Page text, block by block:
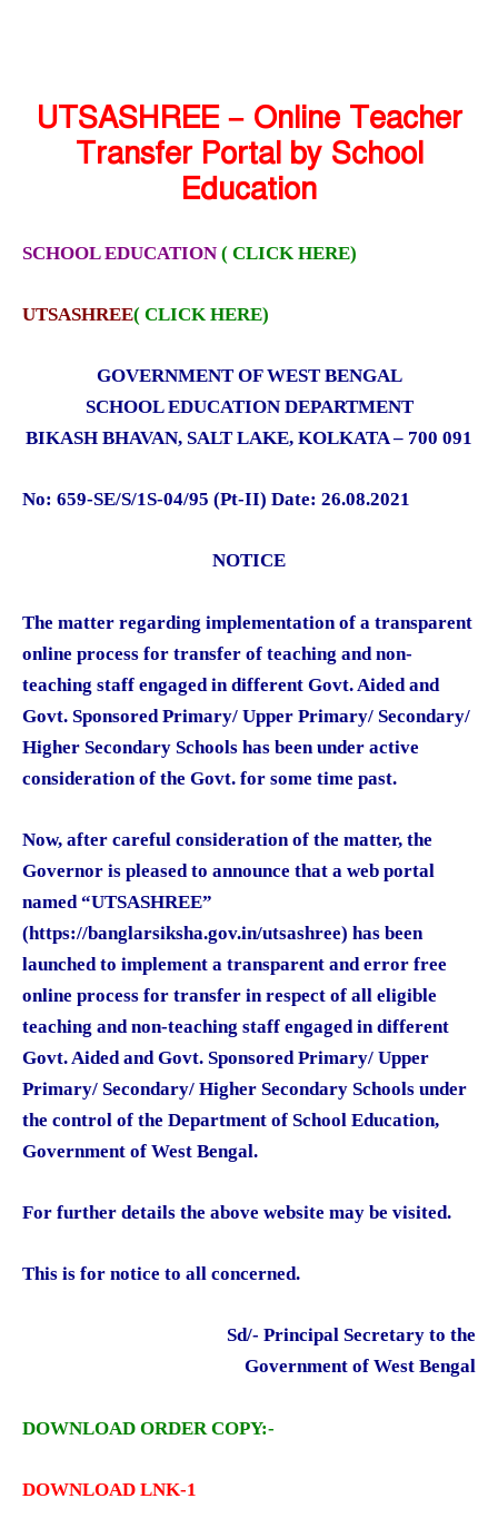
UTSASHREE – Online Teacher
Transfer Portal by School
Education
SCHOOL EDUCATION ( CLICK HERE)
UTSASHREE( CLICK HERE)
GOVERNMENT OF WEST BENGAL
SCHOOL EDUCATION DEPARTMENT
BIKASH BHAVAN, SALT LAKE, KOLKATA – 700 091
No: 659-SE/S/1S-04/95 (Pt-II) Date: 26.08.2021
NOTICE
The matter regarding implementation of a transparent
online process for transfer of teaching and non-
teaching staff engaged in different Govt. Aided and
Govt. Sponsored Primary/ Upper Primary/ Secondary/
Higher Secondary Schools has been under active
consideration of the Govt. for some time past.
Now, after careful consideration of the matter, the
Governor is pleased to announce that a web portal
named “UTSASHREE”
(https://banglarsiksha.gov.in/utsashree) has been
launched to implement a transparent and error free
online process for transfer in respect of all eligible
teaching and non-teaching staff engaged in different
Govt. Aided and Govt. Sponsored Primary/ Upper
Primary/ Secondary/ Higher Secondary Schools under
the control of the Department of School Education,
Government of West Bengal.
For further details the above website may be visited.
This is for notice to all concerned.
Sd/- Principal Secretary to the
Government of West Bengal
DOWNLOAD ORDER COPY:-
DOWNLOAD LNK-1